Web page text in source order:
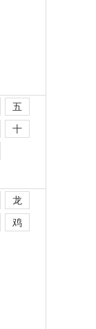
五
十
龙
鸡